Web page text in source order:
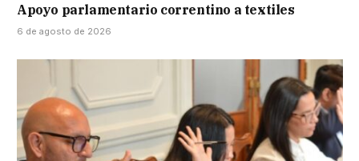
Apoyo parlamentario correntino a textiles
6 de agosto de 2026